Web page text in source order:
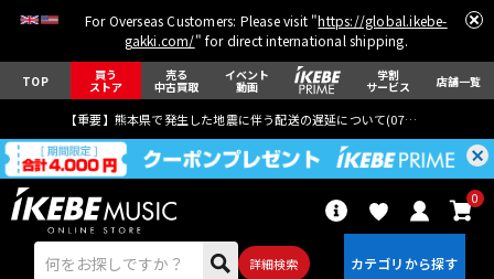
For Overseas Customers: Please visit "https://global.ikebe-
gakki.com/" for direct international shipping.
TOP 買う
ストア
売る
中古買取
イベント
動画
学割
サービス 店舗一覧
【重要】熊本県で発生した地震に伴う配送の遅延について(07月29日
詳細検索
0